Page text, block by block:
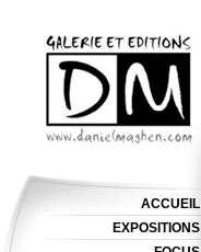
ACCUEIL
EXPOSITIONS